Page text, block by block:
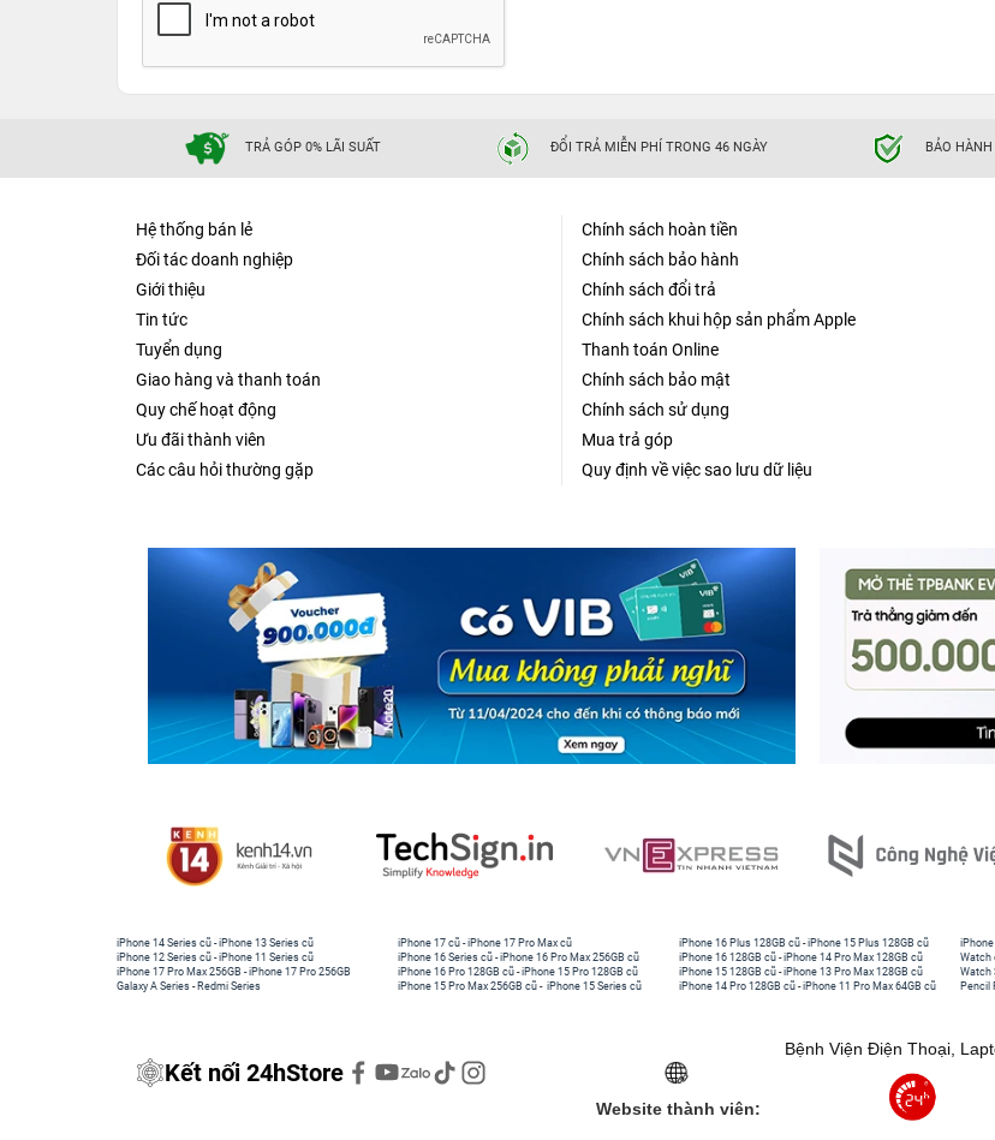
TRẢ GÓP 0% LÃI SUẤT ĐỔI TRẢ MIỄN PHÍ TRONG 46 NGÀY BẢO
Hệ thống bán lẻ
Đối tác doanh nghiệp
Giới thiệu
Tin tức
Tuyển dụng
Giao hàng và thanh toán
Quy chế hoạt động
Ưu đãi thành viên
Các câu hỏi thường gặp
Chính sách hoàn tiền
Chính sách bảo hành
Chính sách đổi trả
Chính sách khui hộp sản phẩm Apple
Thanh toán Online
Chính sách bảo mật
Chính sách sử dụng
Mua trả góp
Quy định về việc sao lưu dữ liệu
iPhone 14 Series cũ -iPhone 13 Series cũ
iPhone 12 Series cũ -iPhone 11 Series cũ
iPhone 17 Pro Max 256GB -iPhone 17 Pro 256GB
Galaxy A Series - Redmi Series
iPhone 17 cũ -iPhone 17 Pro Max cũ
iPhone 16 Series cũ - iPhone 16 Pro Max 256GB cũ
iPhone 16 Pro 128GB cũ -iPhone 15 Pro 128GB cũ
iPhone 15 Pro Max 256GB cũ - iPhone 15 Series cũ
iPhone 16 Plus 128GB cũ -iPhone 15 Plus 128GB cũ
iPhone 16 128GB cũ -iPhone 14 Pro Max 128GB cũ
iPhone 15 128GB cũ -iPhone 13 Pro Max 128GB cũ
iPhone 14 Pro 128GB cũ -iPhone 11 Pro Max 64GB cũ
iPhone
Watch
Watch
Pencil
Kết nối 24hStore
Website thành viên:
Bệnh Viện Điện Thoại,